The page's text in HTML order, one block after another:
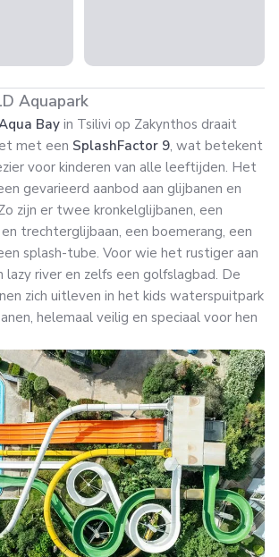
Aquapark
Bay in Tsilivi op Zakynthos draait
met een SplashFactor 9, wat betekent
voor kinderen van alle leeftijden. Het
gevarieerd aanbod aan glijbanen en
zijn er twee kronkelglijbanen, een
trechterglijbaan, een boemerang, een
splash-tube. Voor wie het rustiger aan
lazy river en zelfs een golfslagbad. De
zich uitleven in het kids waterspuitpark
helemaal veilig en speciaal voor hen